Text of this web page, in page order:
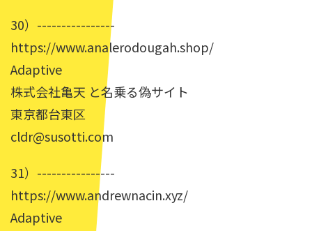
30）----------------
https://www.analerodougah.shop/
Adaptive
株式会社亀天 と名乗る偽サイト
東京都台東区
cldr@susotti.com
31）----------------
https://www.andrewnacin.xyz/
Adaptive